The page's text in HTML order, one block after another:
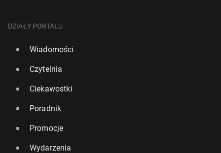
DZIAŁY PORTALU
Wiadomości
Czytelnia
Ciekawostki
Poradnik
Promocje
Wydarzenia